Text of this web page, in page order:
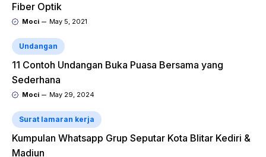
Fiber Optik
Moci May 5, 2021
Undangan
11 Contoh Undangan Buka Puasa Bersama yang
Sederhana
Moci May 29, 2024
Surat lamaran kerja
Kumpulan Whatsapp Grup Seputar Kota Blitar Kediri &
Madiun